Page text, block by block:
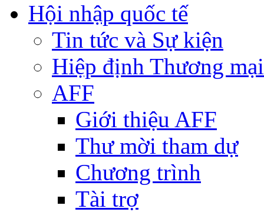
Hội nhập quốc tế
Tin tức và Sự kiện
Hiệp định Thương
AFF
Giới thiệu AFF
Thư mời tham dự
Chương trình
Tài trợ